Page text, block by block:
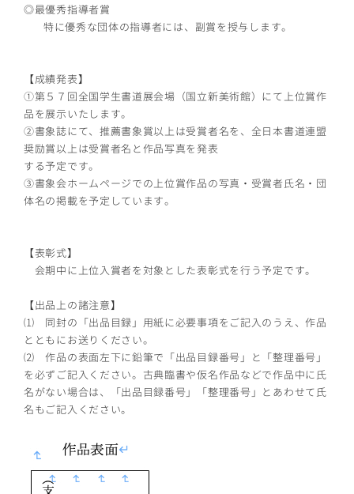
◎最優秀指導者賞
特に優秀な団体の指導者には、副賞を授与します。
【成績発表】
①第５７回全国学生書道展会場（国立新美術館）にて上位賞作
品を展示いたします。
②書象誌にて、推薦書象賞以上は受賞者名を、全日本書道連盟
奨励賞以上は受賞者名と作品写真を発表
する予定です。
③書象会ホームページでの上位賞作品の写真・受賞者氏名・団
体名の掲載を予定しています。
【表彰式】
会期中に上位入賞者を対象とした表彰式を行う予定です。
【出品上の諸注意】
⑴ 同封の「出品目録」用紙に必要事項をご記入のうえ、作品
とともにお送りください。
⑵ 作品の表面左下に鉛筆で「出品目録番号」と「整理番号」
を必ずご記入ください。古典臨書や仮名作品などで作品中に氏
名がない場合は、「出品目録番号」「整理番号」とあわせて氏
名もご記入ください。